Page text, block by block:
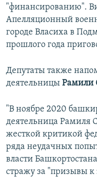
"финансированию".
Апелляционный
городе Власиха в
прошлого года
Депутаты также
деятельницы Рамили
"В ноябре 2020
деятельница Рамиля
жесткой критикой
ряда неудачных
власти
стражу за "призывы к